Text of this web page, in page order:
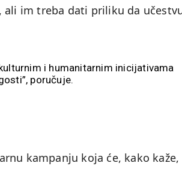
ali im treba dati priliku da
i humanitarnim inicijativama
poručuje.
kampanju koja će, kako kaže,